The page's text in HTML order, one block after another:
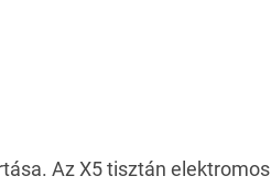
Az X5 tisztán elektromos